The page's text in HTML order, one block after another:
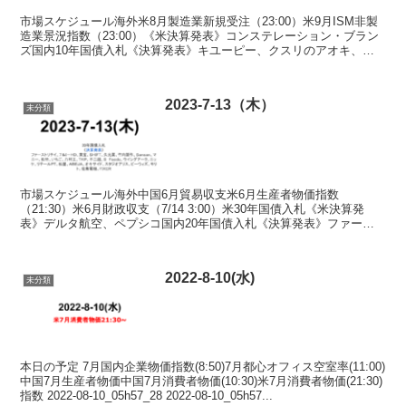
市場スケジュール海外米8月製造業新規受注（23:00）米9月ISM非製
造業景況指数（23:00）《米決算発表》コンステレーション・ブラン
ズ国内10年国債入札《決算発表》キユーピー、クスリのアオキ、オ
未分類 2023-7-13（木）
市場スケジュール海外中国6月貿易収支米6月生産者物価指数
（21:30）米6月財政収支（7/14 3:00）米30年国債入札《米決算発
表》デルタ航空、ペプシコ国内20年国債入札《決算発表》ファース
未分類 2022-8-10(水)
本日の予定 7月国内企業物価指数(8:50)7月都心オフィス空室率(11:00)
中国7月生産者物価中国7月消費者物価(10:30)米7月消費者物価(21:30)
指数 2022-08-10_05h57_28 2022-08-10_05h57...